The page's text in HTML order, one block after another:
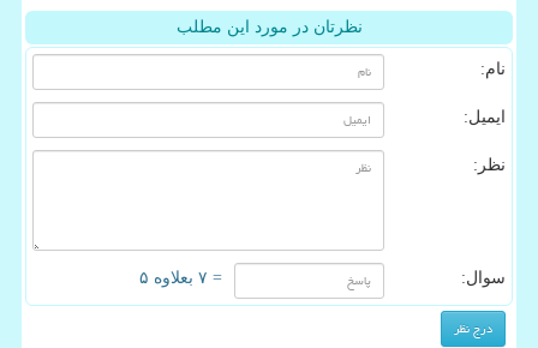
نظرتان در مورد این مطلب
نام:
ایمیل:
نظر:
سوال: = ۷ بعلاوه ۵